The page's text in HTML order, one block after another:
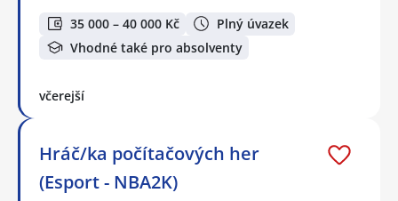
35 000 – 40 000 Kč
Plný úvazek
Vhodné také pro absolventy
včerejší
Hráč/ka počítačových her
(Esport - NBA2K)